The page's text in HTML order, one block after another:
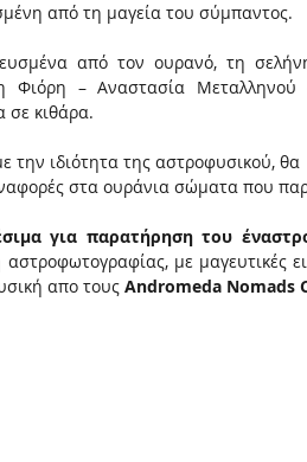
από τη μαγεία του σύμπαντος.
από τον ουρανό, τη
Φιόρη – Αναστασία
σε κιθάρα.
ιδιότητα της αστροφυσικού, θα
στα ουράνια σώματα που
για παρατήρηση του
με μαγευτικές
απο τους Andromeda Nomads